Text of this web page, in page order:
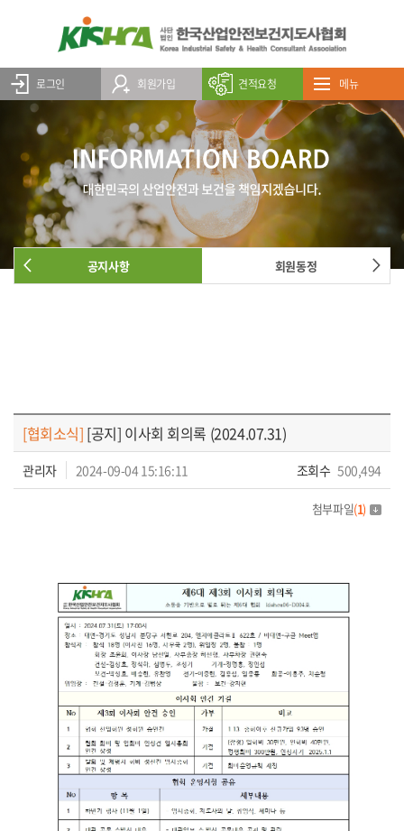
로그인 회원가입 견적요청 메뉴
공지사항 회원동정
공지사항
[협회소식] [공지] 이사회 회의록 (2024.07.31)
관리자 2024-09-04 15:16:11 조회수 500,494
첨부파일(1)